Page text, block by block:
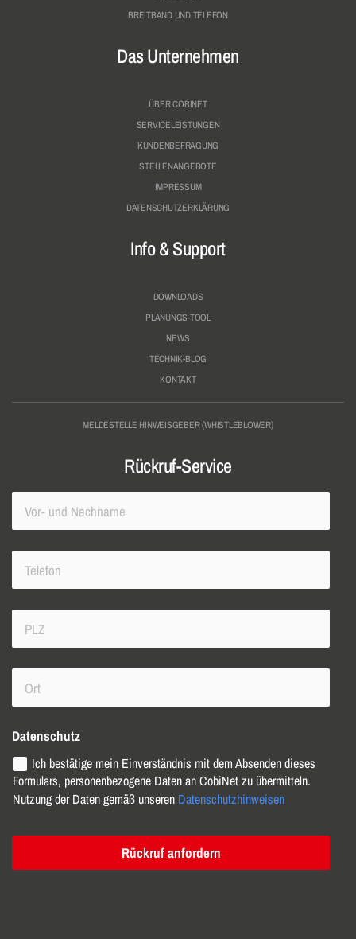
BREITBAND UND TELEFON
Das Unternehmen
ÜBER COBINET
SERVICELEISTUNGEN
KUNDENBEFRAGUNG
STELLENANGEBOTE
IMPRESSUM
DATENSCHUTZERKLÄRUNG
Info & Support
DOWNLOADS
PLANUNGS-TOOL
NEWS
TECHNIK-BLOG
KONTAKT
MELDESTELLE HINWEISGEBER (WHISTLEBLOWER)
Rückruf-Service
Datenschutz
Ich bestätige mein Einverständnis mit dem Absenden dieses
Formulars, personenbezogene Daten an CobiNet zu übermitteln.
Nutzung der Daten gemäß unseren Datenschutzhinweisen
Rückruf anfordern